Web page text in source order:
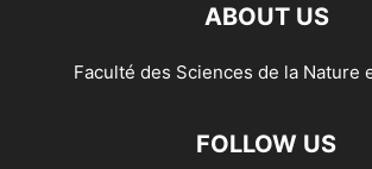
ABOUT US
Faculté des Sciences de la Nature
FOLLOW US